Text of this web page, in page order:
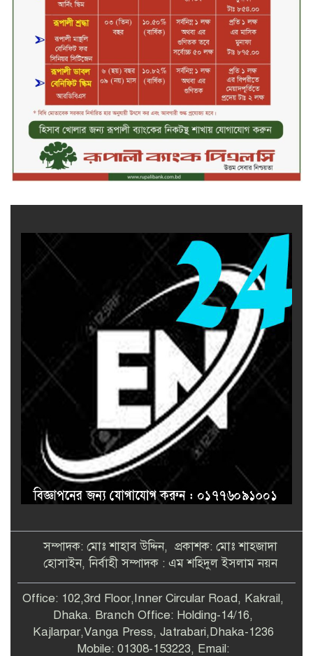
সপ্তাহের তৃতীয় কার্যদিবসে দরবৃদ্ধির
শীর্ষে সেন্ট্রাল ইন্সুরেন্স
সম্পাদক: মোঃ শাহাব উদ্দিন, প্রকাশক: মোঃ শাহজাদা
হোসাইন, নির্বাহী সম্পাদক : এম শহিদুল ইসলাম নয়ন
Office: 102,3rd Floor,Inner Circular Road, Kakrail,
Dhaka. Branch Office: Holding-14/16,
Kajlarpar,Vanga Press, Jatrabari,Dhaka-1236
Mobile: 01308-153223, Email: